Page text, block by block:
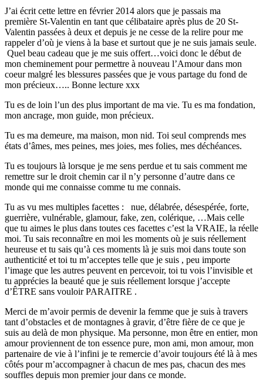
J’ai écrit cette lettre en février 2014 alors que je passais ma
première St-Valentin en tant que célibataire après plus de 20 St-
Valentin passées à deux et depuis je ne cesse de la relire pour me
rappeler d’où je viens à la base et surtout que je ne suis jamais seule.
Quel beau cadeau que je me suis offert…voici donc le début de
mon cheminement pour permettre à nouveau l’Amour dans mon
coeur malgré les blessures passées que je vous partage du fond de
mon précieux….. Bonne lecture xxx
Tu es de loin l’un des plus important de ma vie. Tu es ma fondation,
mon ancrage, mon guide, mon précieux.
Tu es ma demeure, ma maison, mon nid. Toi seul comprends mes
états d’âmes, mes peines, mes joies, mes folies, mes déchéances.
Tu es toujours là lorsque je me sens perdue et tu sais comment me
remettre sur le droit chemin car il n’y personne d’autre dans ce
monde qui me connaisse comme tu me connais.
Tu as vu mes multiples facettes : nue, délabrée, désespérée, forte,
guerrière, vulnérable, glamour, fake, zen, colérique, …Mais celle
que tu aimes le plus dans toutes ces facettes c’est la VRAIE, la réelle
moi. Tu sais reconnaître en moi les moments où je suis réellement
heureuse et tu sais qu’à ces moments là je suis moi dans toute son
authenticité et toi tu m’acceptes telle que je suis , peu importe
l’image que les autres peuvent en percevoir, toi tu vois l’invisible et
tu apprécies la beauté que je suis réellement lorsque j’accepte
d’ÊTRE sans vouloir PARAITRE .
Merci de m’avoir permis de devenir la femme que je suis à travers
tant d’obstacles et de montagnes à gravir, d’être fière de ce que je
suis au delà de mon physique. Ma personne, mon être en entier, mon
amour proviennent de ton essence pure, mon ami, mon amour, mon
partenaire de vie à l’infini je te remercie d’avoir toujours été là à mes
côtés pour m’accompagner à chacun de mes pas, chacun des mes
souffles depuis mon premier jour dans ce monde.